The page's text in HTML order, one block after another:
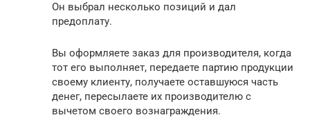
Он выбрал несколько позиций и дал
предоплату.
Вы оформляете заказ для производителя, когда
тот его выполняет, передаете партию продукции
своему клиенту, получаете оставшуюся часть
денег, пересылаете их производителю с
вычетом своего вознаграждения.